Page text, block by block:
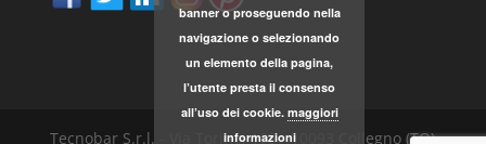
Tecnobar S.r.l. - Via Torino, 168 - 10093 Collegno (TO)
banner o proseguendo nella
navigazione o selezionando
un elemento della pagina,
l’utente presta il consenso
all’uso dei cookie. maggiori
informazioni